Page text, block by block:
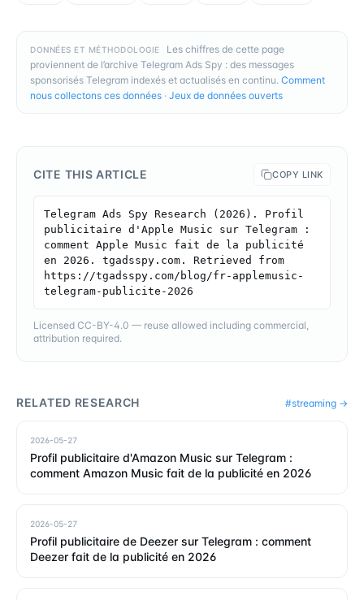
DONNÉES ET MÉTHODOLOGIE
Les chiffres de cette page
proviennent de l’archive Telegram Ads Spy : des messages
sponsorisés Telegram indexés et actualisés en continu. Comment
nous collectons ces données · Jeux de données ouverts
CITE THIS ARTICLE COPY LINK
Telegram Ads Spy Research (2026). Profil
publicitaire d'Apple Music sur Telegram :
comment Apple Music fait de la publicité
en 2026. tgadsspy.com. Retrieved from
https://tgadsspy.com/blog/fr-applemusic-
telegram-publicite-2026
Licensed CC-BY-4.0 — reuse allowed including commercial,
attribution required.
RELATED RESEARCH #streaming →
2026-05-27
Profil publicitaire d'Amazon Music sur Telegram :
comment Amazon Music fait de la publicité en 2026
2026-05-27
Profil publicitaire de Deezer sur Telegram : comment
Deezer fait de la publicité en 2026